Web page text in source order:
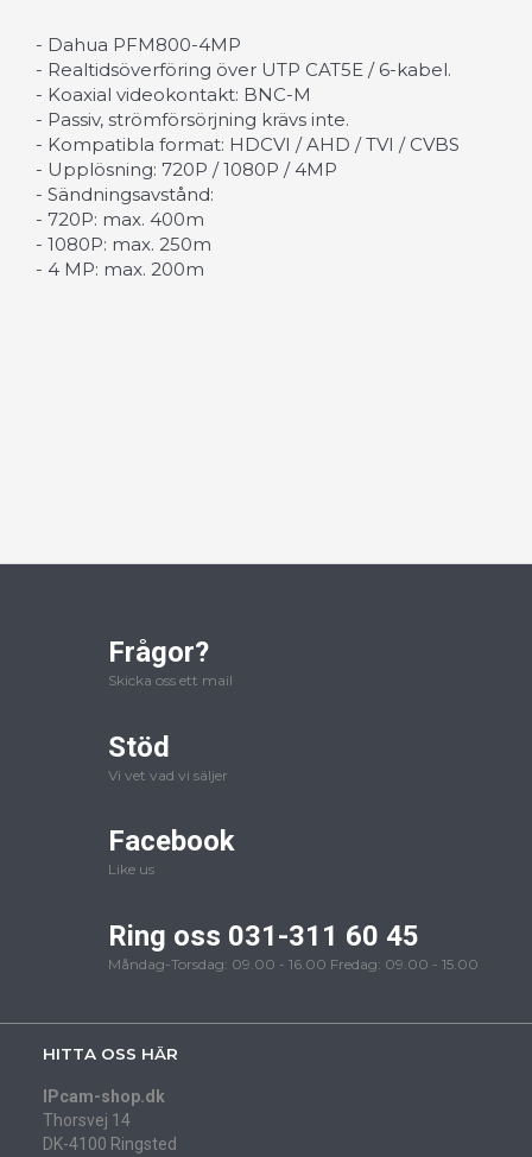
- Dahua PFM800-4MP
- Realtidsöverföring över UTP CAT5E / 6-kabel.
- Koaxial videokontakt: BNC-M
- Passiv, strömförsörjning krävs inte.
- Kompatibla format: HDCVI / AHD / TVI / CVBS
- Upplösning: 720P / 1080P / 4MP
- Sändningsavstånd:
- 720P: max. 400m
- 1080P: max. 250m
- 4 MP: max. 200m
Frågor?
Skicka oss ett mail
Stöd
Vi vet vad vi säljer
Facebook
Like us
Ring oss 031-311 60 45
Måndag-Torsdag: 09.00 - 16.00 Fredag: 09.00 - 15.00
HITTA OSS HÄR
IPcam-shop.dk
Thorsvej 14
DK-4100 Ringsted